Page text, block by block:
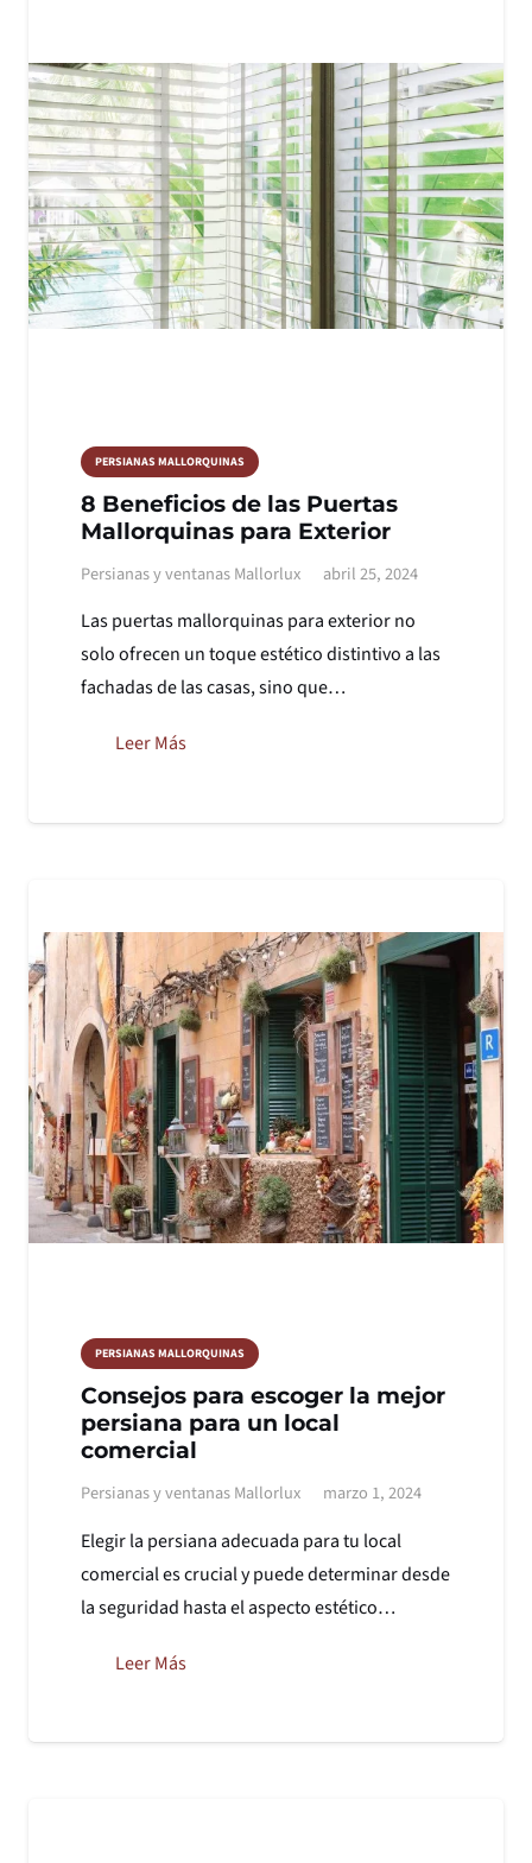
PERSIANAS MALLORQUINAS
8 Beneficios de las Puertas
Mallorquinas para Exterior
Persianas y ventanas Mallorlux abril 25, 2024
Las puertas mallorquinas para exterior no
solo ofrecen un toque estético distintivo a las
fachadas de las casas, sino que…
Leer Más
PERSIANAS MALLORQUINAS
Consejos para escoger la mejor
persiana para un local
comercial
Persianas y ventanas Mallorlux marzo 1, 2024
Elegir la persiana adecuada para tu local
comercial es crucial y puede determinar desde
la seguridad hasta el aspecto estético…
Leer Más